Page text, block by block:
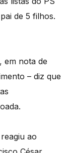
de 5 filhos.
em nota de
– diz que
ao